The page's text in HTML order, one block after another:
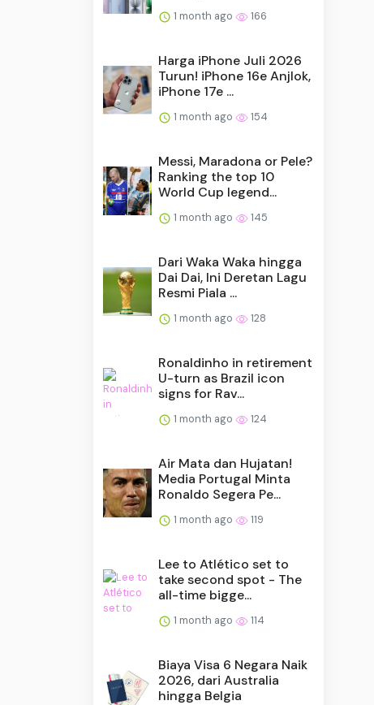
1 month ago 166
Harga iPhone Juli 2026
Turun! iPhone 16e Anjlok,
iPhone 17e ...
1 month ago 154
Messi, Maradona or Pele?
Ranking the top 10
World Cup legend...
1 month ago 145
Dari Waka Waka hingga
Dai Dai, Ini Deretan Lagu
Resmi Piala ...
1 month ago 128
Ronaldinho in retirement
U-turn as Brazil icon
signs for Rav...
1 month ago 124
Air Mata dan Hujatan!
Media Portugal Minta
Ronaldo Segera Pe...
1 month ago 119
Lee to Atlético set to
take second spot - The
all-time bigge...
1 month ago 114
Biaya Visa 6 Negara Naik
2026, dari Australia
hingga Belgia